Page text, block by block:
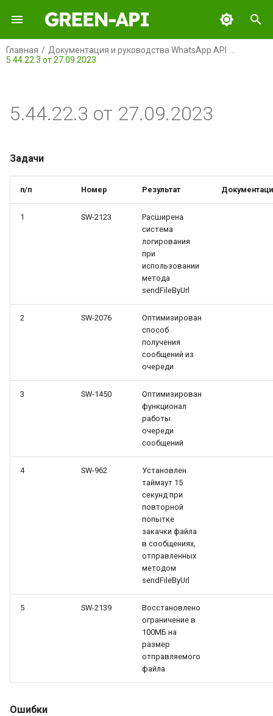
И
н
ц
я
Главная
Документация и руководства WhatsApp API
5.44.22.3 от 27.09.2023
GREEN-API: WABA
GREEN-API: MAX BOT API
Ошибки
5.44.22.3 от 27.09.2023
Задачи
п/п Номер Результат
1 SW-2123
Расширена
система
логирования
при
использовании
метода
sendFileByUrl
2 SW-2076
Оптимизирован
способ
получения
сообщений из
очереди
3 SW-1450
Оптимизирован
функционал
работы
очереди
сообщений
4 SW-962
Установлен
таймаут 15
секунд при
повторной
попытке
закачки файла
в сообщениях,
отправленных
методом
sendFileByUrl
5 SW-2139
Восстановлено
ограничение в
100МБ на
размер
отправляемого
файла
Ошибки